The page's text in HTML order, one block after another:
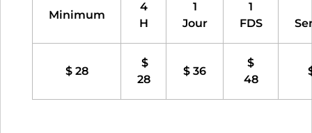
Minimum
4
H
1
Jour
1
FDS
$ 28
$
28
$ 36
$
48